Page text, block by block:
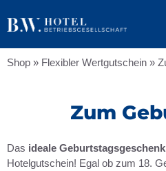
Shop » Flexibler Wertgutschein »
Zum
Das ideale Geburtstagsgeschenk
Hotelgutschein! Egal ob zum 18.